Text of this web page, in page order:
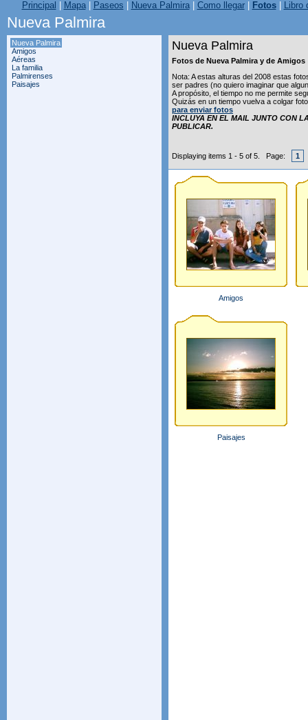
Principal Mapa| Paseos Nueva Palmira| Como llegar| Fotos Libro
Nueva Palmira
Nueva Palmira
Amigos
Aéreas
La familia
Palmirenses
Paisajes
Nueva Palmira
Fotos de Nueva Palmira y de Amigos
Nota: A estas alturas del 2008 estas
ser padres (no quiero imaginar que
A propósito, el tiempo no me permite
Quizás en un tiempo vuelva a colgar
para enviar fotos
INCLUYA EN EL MAIL JUNTO CON
PUBLICAR.
Displaying items 1 - 5 of 5. Page: 1
Amigos
Paisajes